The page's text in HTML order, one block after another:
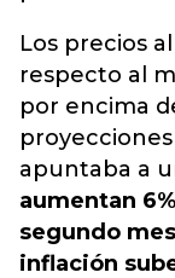
Los precios
respecto al
por encima
apuntaba a
aumentan
segundo
inflación